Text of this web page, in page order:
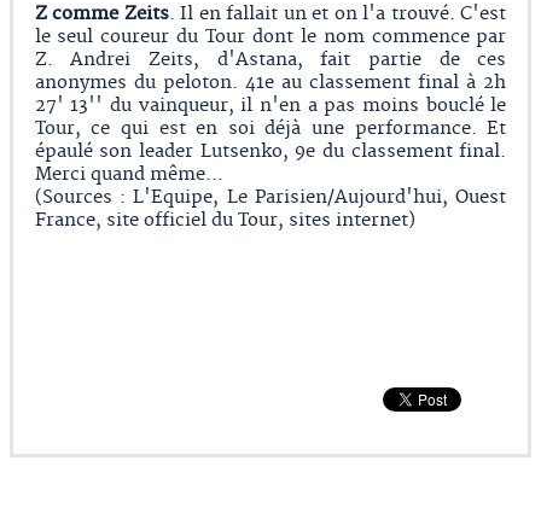
Z comme Zeits. Il en fallait un et on l'a trouvé. C'est
le seul coureur du Tour dont le nom commence par
Z. Andrei Zeits, d'Astana, fait partie de ces
anonymes du peloton. 41e au classement final à 2h
27' 13'' du vainqueur, il n'en a pas moins bouclé le
Tour, ce qui est en soi déjà une performance. Et
épaulé son leader Lutsenko, 9e du classement final.
Merci quand même...
(Sources : L'Equipe, Le Parisien/Aujourd'hui, Ouest
France, site officiel du Tour, sites internet)